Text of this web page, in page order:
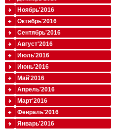
Ноябрь'2016
Октябрь'2016
Сентябрь'2016
Август'2016
Июль'2016
Июнь'2016
Май'2016
Апрель'2016
Март'2016
Февраль'2016
Январь'2016